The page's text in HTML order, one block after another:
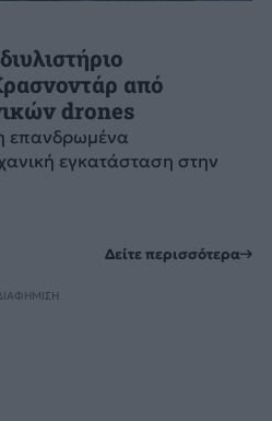
από
drones
επανδρωμένα
εγκατάσταση στην
Δείτε περισσότερα